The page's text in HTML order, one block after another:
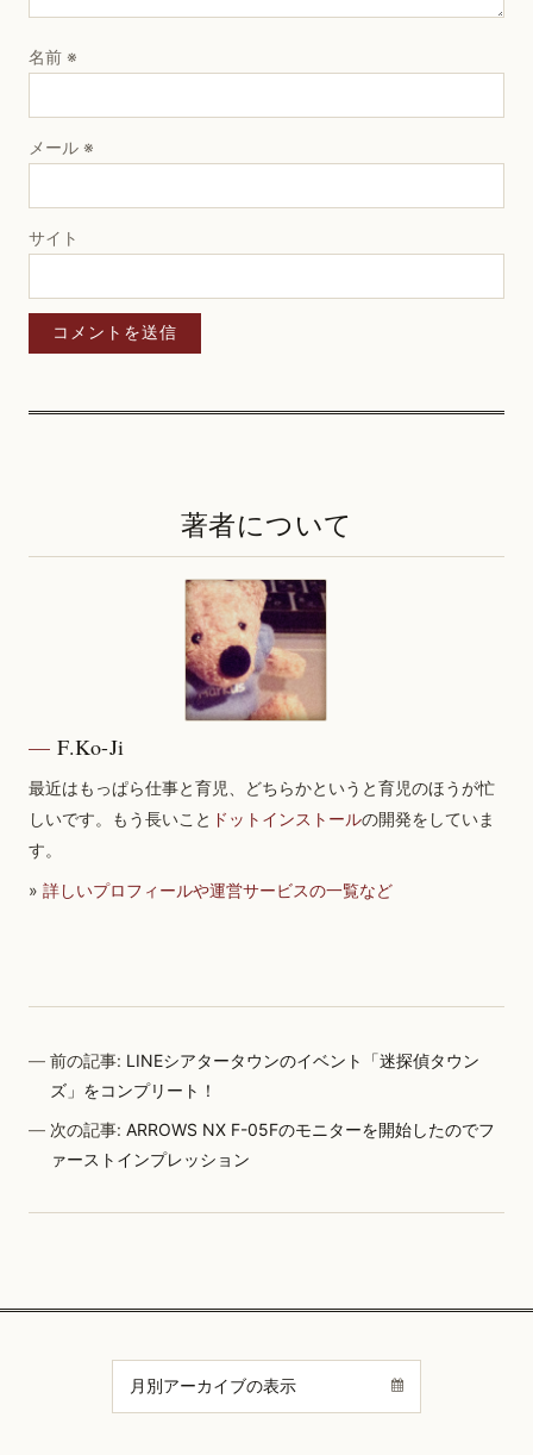
名前 ※
メール ※
サイト
著者について
F.Ko-Ji
最近はもっぱら仕事と育児、どちらかというと育児のほうが忙
しいです。もう長いこと ドットインストールの開発をしていま
す。
» 詳しいプロフィールや運営サービスの一覧など
前の記事: LINEシアタータウンのイベント「迷探偵タウン
ズ」をコンプリート！
次の記事:ARROWS NX F-05Fのモニターを開始したのでフ
ァーストインプレッション